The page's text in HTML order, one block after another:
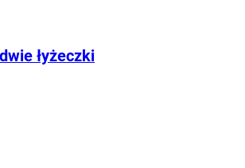
łyżeczki